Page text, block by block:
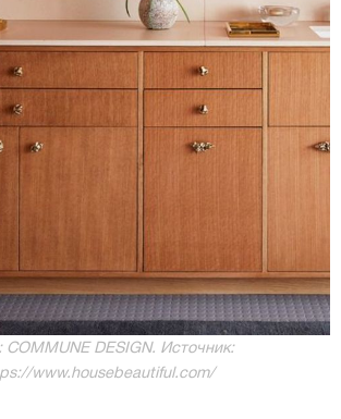
COMMUNE DESIGN. Источник:
www.housebeautiful.com/